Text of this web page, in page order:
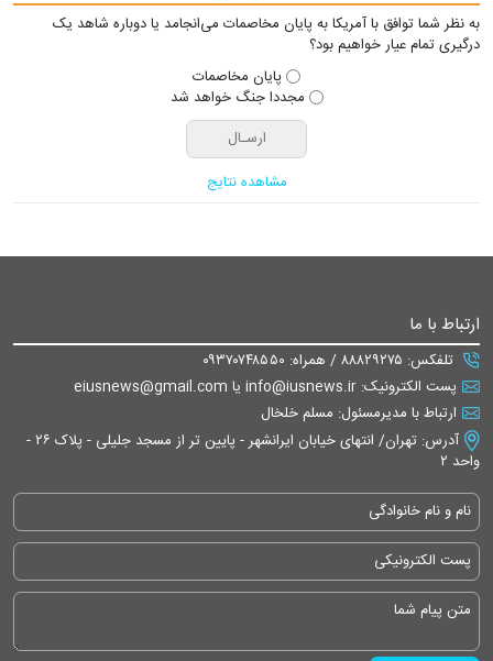
به نظر شما توافق با آمریکا به پایان مخاصمات می‌انجامد یا دوباره شاهد یک
درگیری تمام عیار خواهیم بود؟
پایان مخاصمات
مجددا جنگ خواهد شد
مشاهده نتایج
ارتباط با ما
تلفکس: ۸۸۸۲۹۲۷۵ / همراه: ۰۹۳۷۰۷۴۸۵۵۰
پست الکترونیک: info@iusnews.ir یا eiusnews@gmail.com
ارتباط با مدیرمسئول: مسلم خلخال
آدرس: تهران/ انتهای خیابان ایرانشهر - پایین تر از مسجد جلیلی - پلاک ۲۶ -
واحد ۲